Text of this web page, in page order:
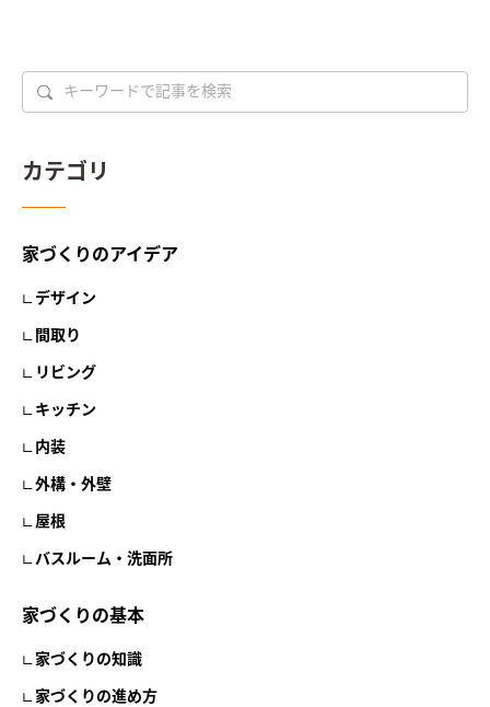
カテゴリ
家づくりのアイデア
デザイン
間取り
リビング
キッチン
内装
外構・外壁
屋根
バスルーム・洗面所
家づくりの基本
家づくりの知識
家づくりの進め方